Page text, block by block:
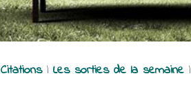
Citations| Les sorties de la semaine|